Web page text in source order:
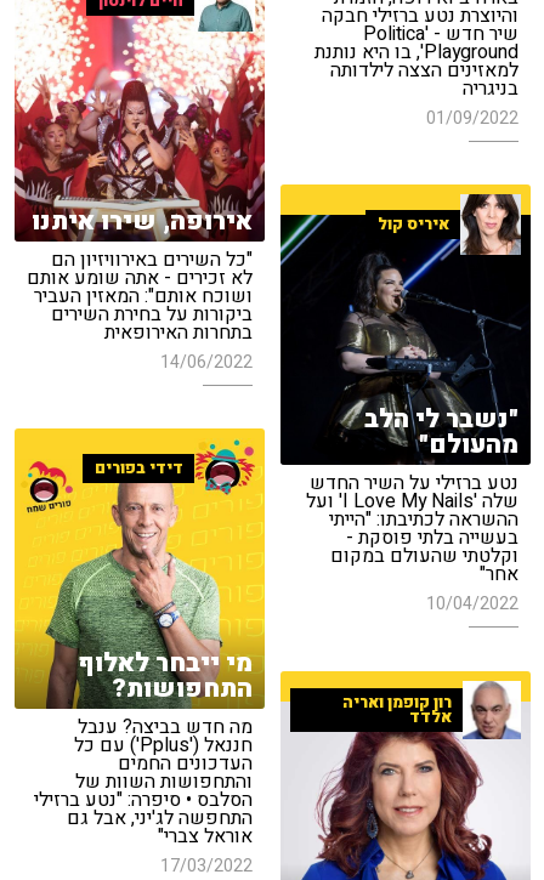
והיוצרת נטע ברזילי חבקה
שיר חדש - 'Politica
Playground', בו היא נותנת
למאזינים הצצה לילדותה
בניגריה
01/09/2022
אירופה, שירו איתנו
"כל השירים באירוויזיון הם
לא זכירים - אתה שומע אותם
ושוכח אותם": המאזין העביר
ביקורות על בחירת השירים
בתחרות האירופאית
14/06/2022
איריס קול
"נשבר לי הלב
מהעולם"
נטע ברזילי על השיר החדש
שלה 'I Love My Nails' ועל
ההשראה לכתיבתו: "הייתי
בעשייה בלתי פוסקת -
וקלטתי שהעולם במקום
אחר"
10/04/2022
דידי בפורים
מי ייבחר לאלוף
התחפושות?
מה חדש בביצה? ענבל
חננאל ('Pplus') עם כל
העדכונים החמים
והתחפושות השוות של
הסלבס • סיפרה: "נטע ברזילי
התחפשה לג'יני, אבל גם
אוראל צברי"
17/03/2022
רון קופמן ואריה
אלדד